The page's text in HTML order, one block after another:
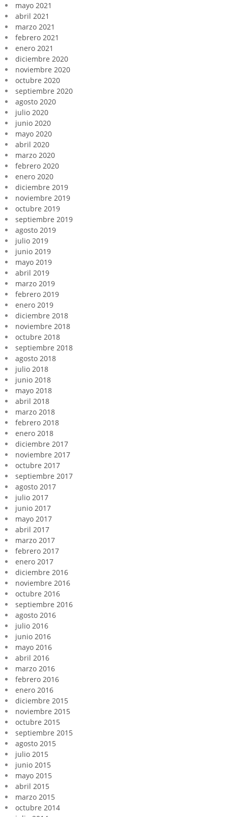
mayo 2021
abril 2021
marzo 2021
febrero 2021
enero 2021
diciembre 2020
noviembre 2020
octubre 2020
septiembre 2020
agosto 2020
julio 2020
junio 2020
mayo 2020
abril 2020
marzo 2020
febrero 2020
enero 2020
diciembre 2019
noviembre 2019
octubre 2019
septiembre 2019
agosto 2019
julio 2019
junio 2019
mayo 2019
abril 2019
marzo 2019
febrero 2019
enero 2019
diciembre 2018
noviembre 2018
octubre 2018
septiembre 2018
agosto 2018
julio 2018
junio 2018
mayo 2018
abril 2018
marzo 2018
febrero 2018
enero 2018
diciembre 2017
noviembre 2017
octubre 2017
septiembre 2017
agosto 2017
julio 2017
junio 2017
mayo 2017
abril 2017
marzo 2017
febrero 2017
enero 2017
diciembre 2016
noviembre 2016
octubre 2016
septiembre 2016
agosto 2016
julio 2016
junio 2016
mayo 2016
abril 2016
marzo 2016
febrero 2016
enero 2016
diciembre 2015
noviembre 2015
octubre 2015
septiembre 2015
agosto 2015
julio 2015
junio 2015
mayo 2015
abril 2015
marzo 2015
octubre 2014